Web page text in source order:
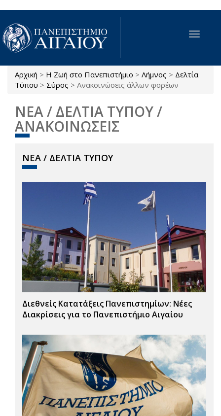
Παράκαμψη προς το κυρίως περιεχόμενο
Toggle
Είστε εδώ
Αρχική > Η Ζωή στο Πανεπιστήμιο > Λήμνος > Δελτία
Τύπου > Σύρος > Ανακοινώσεις άλλων φορέων
ΝΕΑ / ΔΕΛΤΙΑ ΤΥΠΟΥ /
ΑΝΑΚΟΙΝΩΣΕΙΣ
ΝΕΑ / ΔΕΛΤΙΑ ΤΥΠΟΥ
Διεθνείς Κατατάξεις Πανεπιστημίων: Νέες
Διακρίσεις για το Πανεπιστήμιο Αιγαίου